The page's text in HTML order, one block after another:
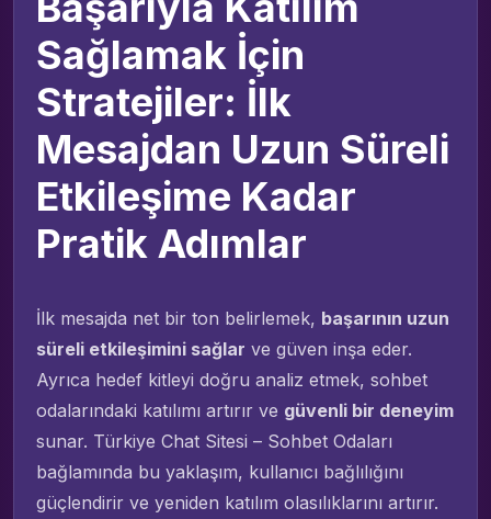
Sağlamak İçin
Stratejiler: İlk
Mesajdan Uzun Süreli
Etkileşime Kadar
Pratik Adımlar
İlk mesajda net bir ton belirlemek, başarının uzun
süreli etkileşimini sağlar ve güven inşa eder.
Ayrıca hedef kitleyi doğru analiz etmek, sohbet
odalarındaki katılımı artırır ve güvenli bir deneyim
sunar. Türkiye Chat Sitesi – Sohbet Odaları
bağlamında bu yaklaşım, kullanıcı bağlılığını
güçlendirir ve yeniden katılım olasılıklarını artırır.